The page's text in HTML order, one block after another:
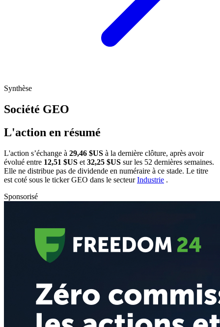
Synthèse
Société GEO
L'action en résumé
L'action s’échange à 29,46 $US à la dernière clôture, après avoir
évolué entre 12,51 $US et 32,25 $US sur les 52 dernières semaines.
Elle ne distribue pas de dividende en numéraire à ce stade. Le titre
est coté sous le tickerGEO dans le secteurIndustrie .
Sponsorisé